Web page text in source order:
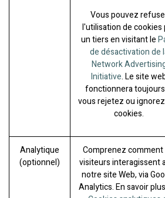
Vous pouvez
l'utilisation de cookies
un tiers en visitant le
de désactivation de
Network
Initiative. Le site
fonctionnera
vous rejetez ou
cookies.
Analytique
(optionnel)
Comprenez comment
visiteurs interagissent
notre site Web, via
Analytics. En savoir